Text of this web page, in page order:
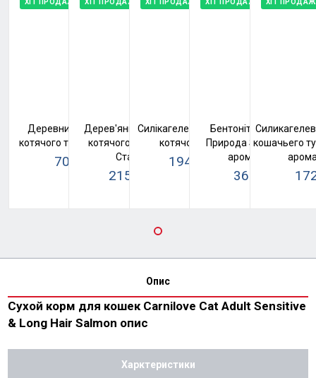
Деревний наповнювач для
котячого туалету Super Cat №1
70 грн 74 грн
Дерев'яний наповнювач для
котячого туалету Super Cat
Стандарт Білий
215 грн
Силікагелевий наповнювач для
котячого туалету Kotix
194 грн 216 грн
Бентонітовий
Природа SaniPet,
ароматом
36.3 грн 0 грн
кошачьего
Опис
Сухой корм для кошек Carnilove Cat Adult Sensitive
& Long Hair Salmon опис
Харктеристики